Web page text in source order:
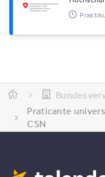
Praticante
CSN